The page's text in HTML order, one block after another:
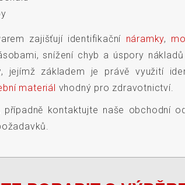
zajišťují identifikační náramky,
snížení chyb a úspory
, jejímž základem je právě využití
materiál vhodný pro zdravotnictví.
kontaktujte naše obchodní